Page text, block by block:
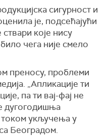
сигурност и
је, подсећајући
које нису
чега није смело
преносу, проблеми
„Апликације ти
па ти вај-фај не
дугогодишња
током укључења у
Београдом.